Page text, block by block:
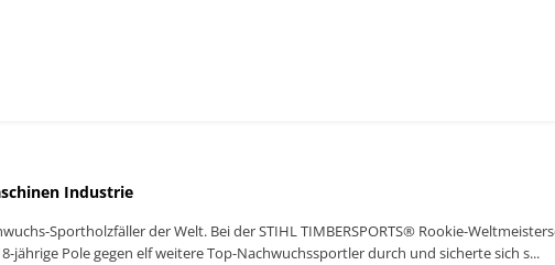
Industrie
Sportholzfäller der Welt. Bei der STIHL TIMBERSPORTS® Rookie-
Pole gegen elf weitere Top-Nachwuchssportler durch und sicherte sich s...